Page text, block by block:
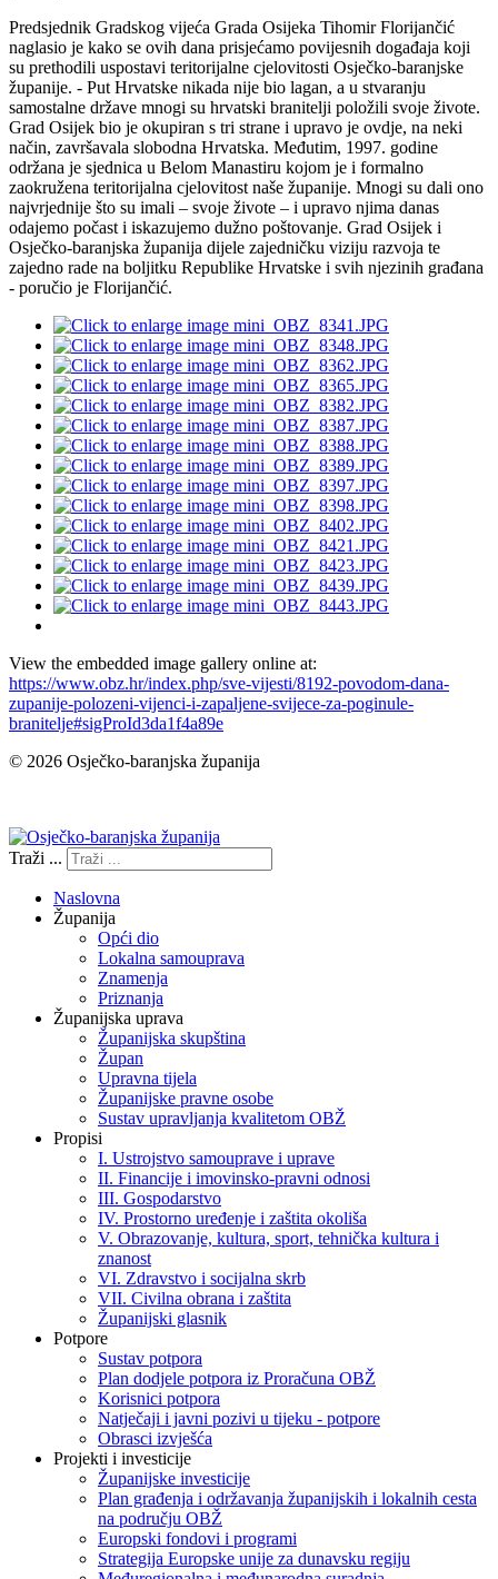
Predsjednik Gradskog vijeća Grada Osijeka Tihomir Florijančić
naglasio je kako se ovih dana prisjećamo povijesnih događaja koji
su prethodili uspostavi teritorijalne cjelovitosti Osječko-baranjske
županije. - Put Hrvatske nikada nije bio lagan, a u stvaranju
samostalne države mnogi su hrvatski branitelji položili svoje živote.
Grad Osijek bio je okupiran s tri strane i upravo je ovdje, na neki
način, završavala slobodna Hrvatska. Međutim, 1997. godine
održana je sjednica u Belom Manastiru kojom je i formalno
zaokružena teritorijalna cjelovitost naše županije. Mnogi su dali ono
najvrjednije što su imali – svoje živote – i upravo njima danas
odajemo počast i iskazujemo dužno poštovanje. Grad Osijek i
Osječko-baranjska županija dijele zajedničku viziju razvoja te
zajedno rade na boljitku Republike Hrvatske i svih njezinih građana
- poručio je Florijančić.
View the embedded image gallery online at:
https://www.obz.hr/index.php/sve-vijesti/8192-povodom-dana-
zupanije-polozeni-vijenci-i-zapaljene-svijece-za-poginule-
branitelje#sigProId3da1f4a89e
© 2026 Osječko-baranjska županija
Traži ...
Naslovna
Županija
Opći dio
Lokalna samouprava
Znamenja
Priznanja
Županijska uprava
Županijska skupština
Župan
Upravna tijela
Županijske pravne osobe
Sustav upravljanja kvalitetom OBŽ
Propisi
I. Ustrojstvo samouprave i uprave
II. Financije i imovinsko-pravni odnosi
III. Gospodarstvo
IV. Prostorno uređenje i zaštita okoliša
V. Obrazovanje, kultura, sport, tehnička kultura i
znanost
VI. Zdravstvo i socijalna skrb
VII. Civilna obrana i zaštita
Županijski glasnik
Potpore
Sustav potpora
Plan dodjele potpora iz Proračuna OBŽ
Korisnici potpora
Natječaji i javni pozivi u tijeku - potpore
Obrasci izvješća
Projekti i investicije
Županijske investicije
Plan građenja i održavanja županijskih i lokalnih cesta
na području OBŽ
Europski fondovi i programi
Strategija Europske unije za dunavsku regiju